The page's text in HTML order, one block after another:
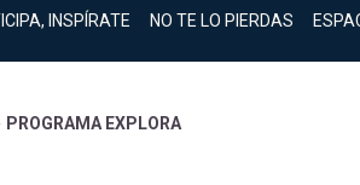
INSPÍRATE NO TE LO PIERDAS
PROGRAMA EXPLORA